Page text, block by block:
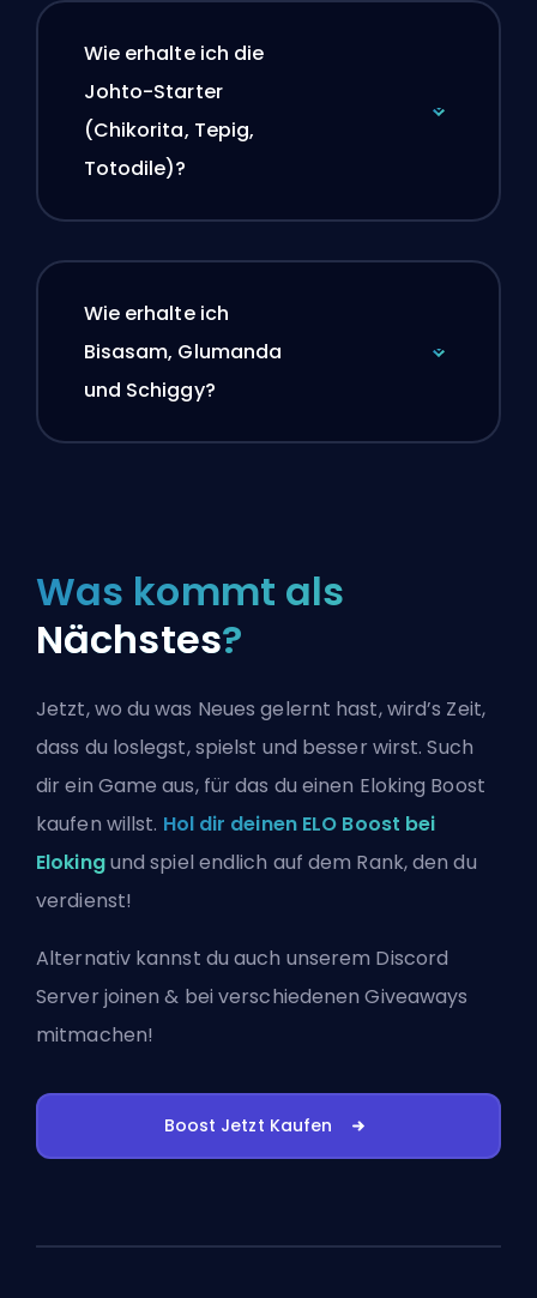
Wie erhalte ich die
Johto-Starter
(Chikorita, Tepig,
Totodile)?
Wie erhalte ich
Bisasam, Glumanda
und Schiggy?
Was kommt als
Nächstes?
Jetzt, wo du was Neues gelernt hast, wird’s Zeit,
dass du loslegst, spielst und besser wirst. Such
dir ein Game aus, für das du einen Eloking Boost
kaufen willst. Hol dir deinen ELO Boost bei
Elokingund spiel endlich auf dem Rank, den du
verdienst!
Alternativ kannst du auch unserem Discord
Server joinen & bei verschiedenen Giveaways
mitmachen!
Boost Jetzt Kaufen